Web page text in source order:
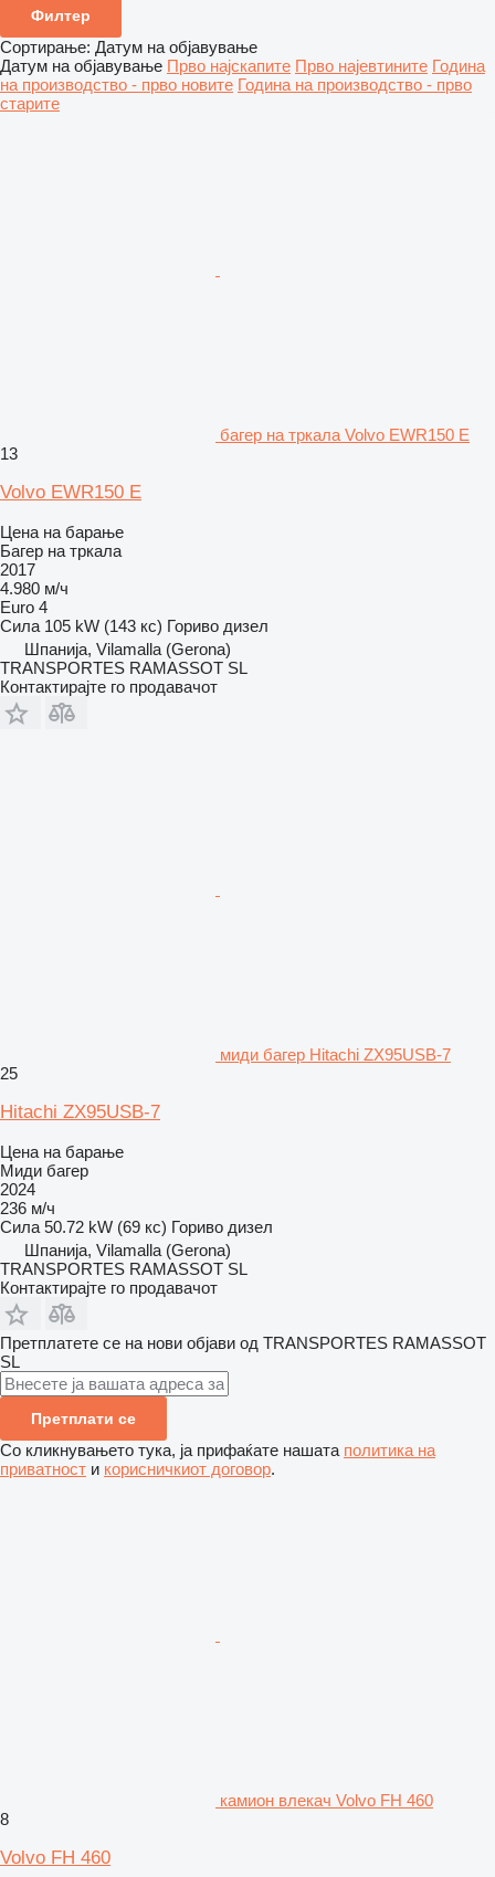
Филтер
Сортирање: Датум на објавување
Датум на објавување Прво најскапите Прво најевтините Година
на производство - прво новите Година на производство - прво
старите
багер на тркала Volvo EWR150 E
13
Volvo EWR150 E
Цена на барање
Багер на тркала
2017
4.980 м/ч
Euro 4
Сила 105 kW (143 кс) Гориво дизел
Шпанија, Vilamalla (Gerona)
TRANSPORTES RAMASSOT SL
Контактирајте го продавачот
миди багер Hitachi ZX95USB-7
25
Hitachi ZX95USB-7
Цена на барање
Миди багер
2024
236 м/ч
Сила 50.72 kW (69 кс) Гориво дизел
Шпанија, Vilamalla (Gerona)
TRANSPORTES RAMASSOT SL
Контактирајте го продавачот
Претплатете се на нови објави од TRANSPORTES RAMASSOT
SL
Претплати се
Со кликнувањето тука, ја прифаќате нашата политика на
приватност и корисничкиот договор.
камион влекач Volvo FH 460
8
Volvo FH 460